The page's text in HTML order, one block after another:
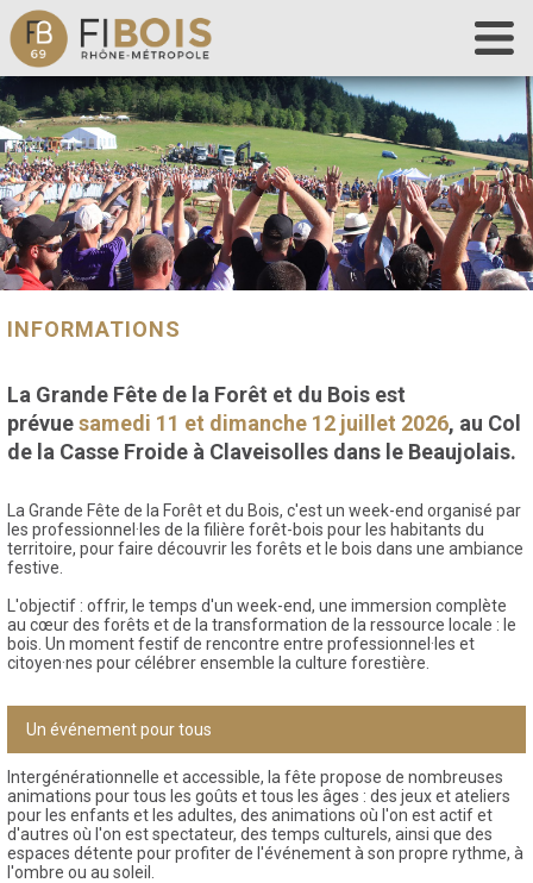
Accueil
Fibois 69
La filière
Nos actions
Les outils
Déclaration de chantier
INFORMATIONS
La Grande Fête de la Forêt et du Bois est
prévuesamedi 11 et dimanche 12 juillet 2026, au Col
de la Casse Froide à Claveisolles dans le Beaujolais.
La Grande Fête de la Forêt et du Bois, c'est un week-end organisé par
les professionnel·les de la filière forêt-bois pour les habitants du
territoire, pour faire découvrir les forêts et le bois dans une ambiance
festive.
L'objectif : offrir, le temps d'un week-end, une immersion complète
au cœur des forêts et de la transformation de la ressource locale : le
bois. Un moment festif de rencontre entre professionnel·les et
citoyen·nes pour célébrer ensemble la culture forestière.
Un événement pour tous
Intergénérationnelle et accessible, la fête propose de nombreuses
animations pour tous les goûts et tous les âges : des jeux et ateliers
pour les enfants et les adultes, des animations où l'on est actif et
d'autres où l'on est spectateur, des temps culturels, ainsi que des
espaces détente pour profiter de l'événement à son propre rythme, à
l'ombre ou au soleil.